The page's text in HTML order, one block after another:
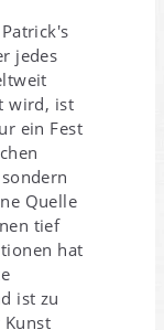
jedes
wird, ist
ein Fest
Quelle
tief
hat
ist zu
Kunst